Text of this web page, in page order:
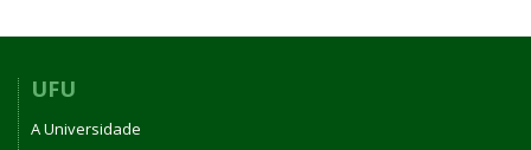
UFU
A Universidade